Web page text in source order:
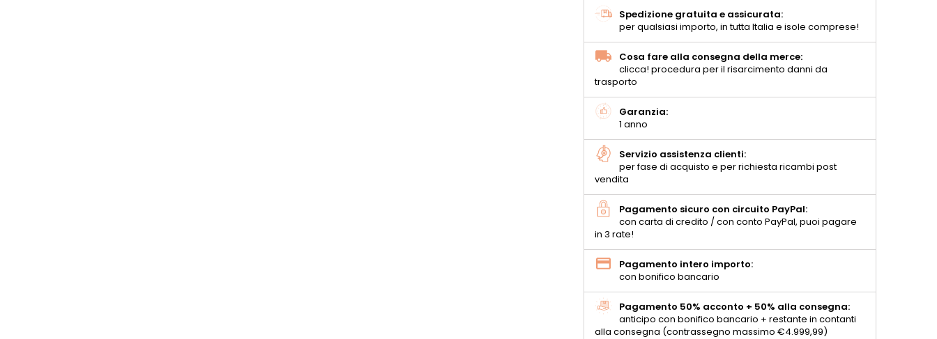
Spedizione gratuita e assicurata:
per qualsiasi importo, in tutta Italia e isole comprese!
Cosa fare alla consegna della merce:
clicca! procedura per il risarcimento danni da
trasporto
Garanzia:
1 anno
Servizio assistenza clienti:
per fase di acquisto e per richiesta ricambi post
vendita
Pagamento sicuro con circuito PayPal:
con carta di credito / con conto PayPal, puoi pagare
in 3 rate!
Pagamento intero importo:
con bonifico bancario
Pagamento 50% acconto + 50% alla consegna:
anticipo con bonifico bancario + restante in contanti
alla consegna (contrassegno massimo €4.999,99)